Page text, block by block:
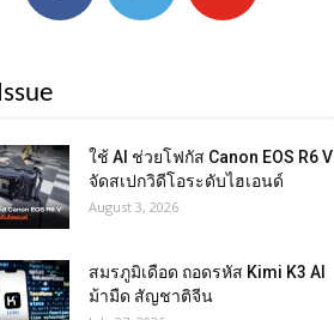
ใช้ AI ช่วยโฟกัส Canon EOS R6 V
จัดสเปกวิดีโอระดับไฮเอนด์
August 3, 2026
สมรภูมิเดือด ถอดรหัส Kimi K3 AI
ม้ามืด สัญชาติจีน